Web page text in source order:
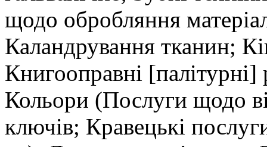
щодо обробляння
Каландрування тканин;
Книгооправні
Кольори (Послуги щодо
ключів; Кравецькі